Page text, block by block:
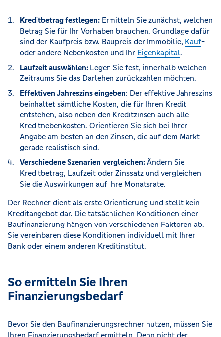
Kreditbetrag festlegen: Ermitteln Sie zunächst, welchen
Betrag Sie für Ihr Vorhaben brauchen. Grundlage dafür
sind der Kaufpreis bzw. Baupreis der Immobilie, Kauf-
oder andere Nebenkosten und Ihr Eigenkapital.
Laufzeit auswählen: Legen Sie fest, innerhalb welchen
Zeitraums Sie das Darlehen zurückzahlen möchten.
Effektiven Jahreszins eingeben: Der effektive Jahreszins
beinhaltet sämtliche Kosten, die für Ihren Kredit
entstehen, also neben den Kreditzinsen auch alle
Kreditnebenkosten. Orientieren Sie sich bei Ihrer
Angabe am besten an den Zinsen, die auf dem Markt
gerade realistisch sind.
Verschiedene Szenarien vergleichen: Ändern Sie
Kreditbetrag, Laufzeit oder Zinssatz und vergleichen
Sie die Auswirkungen auf Ihre Monatsrate.
Der Rechner dient als erste Orientierung und stellt kein
Kreditangebot dar. Die tatsächlichen Konditionen einer
Baufinanzierung hängen von verschiedenen Faktoren ab.
Sie vereinbaren diese Konditionen individuell mit Ihrer
Bank oder einem anderen Kreditinstitut.
So ermitteln Sie Ihren
Finanzierungsbedarf
Bevor Sie den Baufinanzierungsrechner nutzen, müssen Sie
Ihren Finanzierungsbedarf ermitteln. Denn nicht der